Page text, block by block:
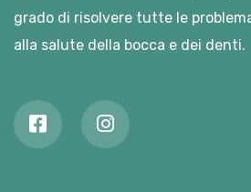
grado di risolvere tutte le
alla salute della bocca e dei denti.